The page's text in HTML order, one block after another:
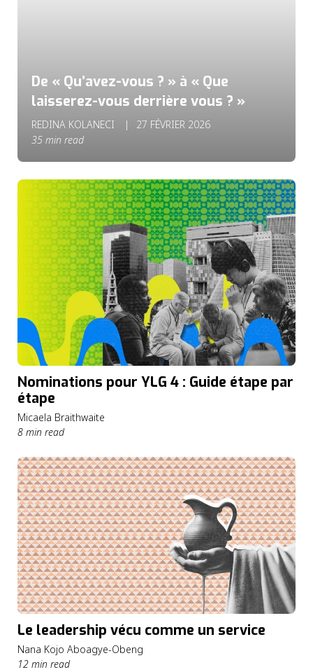
De « Qu’avez-vous ? » à « Que
laisserez-vous derrière vous ? »
REDINA KOLANECI
27 FÉVRIER 2026
35 min read
Nominations pour YLG 4 : Guide étape par
étape
Micaela Braithwaite
8 min read
Le leadership vécu comme un service
Nana Kojo Aboagye-Obeng
12 min read